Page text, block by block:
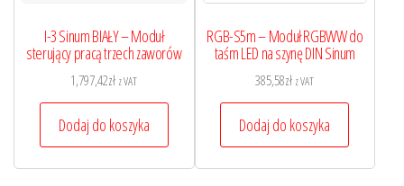
I-3 Sinum BIAŁY – Moduł
sterujący pracą trzech zaworów
1,797,42zł z VAT
Dodaj do koszyka
RGB-S5m – Moduł RGBWW do
taśm LED na szynę DIN Sinum
385,58zł z VAT
Dodaj do koszyka